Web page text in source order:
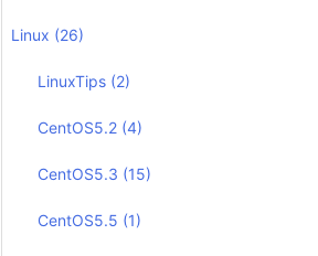
Linux (26)
LinuxTips (2)
CentOS5.2 (4)
CentOS5.3 (15)
CentOS5.5 (1)